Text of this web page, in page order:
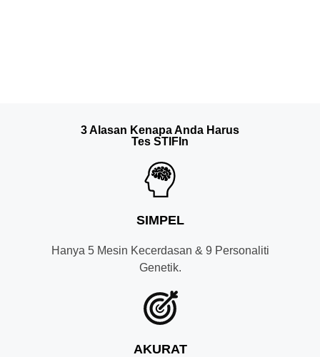
3 Alasan Kenapa Anda Harus
Tes STIFIn
SIMPEL
Hanya 5 Mesin Kecerdasan & 9 Personaliti
Genetik.
AKURAT